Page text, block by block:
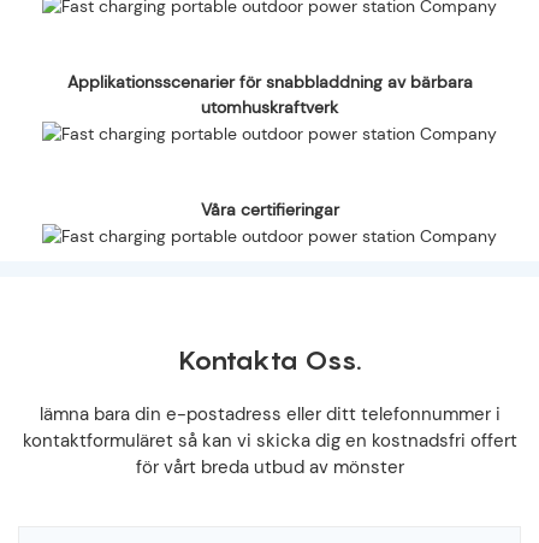
Applikationsscenarier för snabbladdning av bärbara
utomhuskraftverk
Våra certifieringar
Kontakta Oss.
lämna bara din e-postadress eller ditt telefonnummer i
kontaktformuläret så kan vi skicka dig en kostnadsfri offert
för vårt breda utbud av mönster